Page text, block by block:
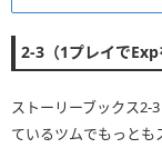
2-3（1プレイで
ストーリーブックス2-
ているツムでもっとも